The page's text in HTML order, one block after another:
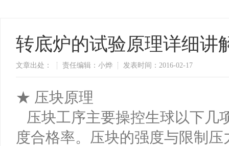
转底炉的试验原理详细讲
文章出处： 责任编辑：小烨 发表时间：2016-02-17
★ 压块原理
压块工序主要操控生球以下几
度合格率。压块的强度与限制